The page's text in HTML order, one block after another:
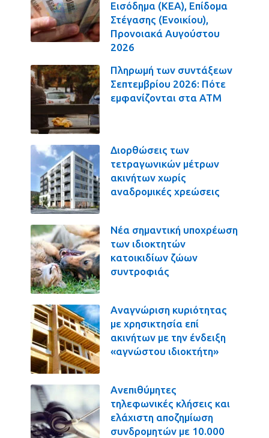
Εισόδημα (ΚΕΑ), Επίδομα
Στέγασης (Ενοικίου),
Προνοιακά Αυγούστου
2026
Πληρωμή των συντάξεων
Σεπτεμβρίου 2026: Πότε
εμφανίζονται στα ΑΤΜ
Διορθώσεις των
τετραγωνικών μέτρων
ακινήτων χωρίς
αναδρομικές χρεώσεις
Νέα σημαντική υποχρέωση
των ιδιοκτητών
κατοικιδίων ζώων
συντροφιάς
Αναγνώριση κυριότητας
με χρησικτησία επί
ακινήτων με την ένδειξη
«αγνώστου ιδιοκτήτη»
Ανεπιθύμητες
τηλεφωνικές κλήσεις και
ελάχιστη αποζημίωση
συνδρομητών με 10.000